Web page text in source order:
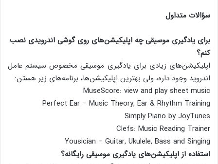
سؤالات متداول
برای یادگیری موسیقی چه اپلیکیشن‌های روی گوشی اندرویدی نصب
کنم؟
اپلیکیشن‌های زیادی برای یادگیری موسیقی مخصوص سیستم عامل
اندروید وجود داره، ولی بهترین اپلیکیشن‌ها، برنامه‌های زیر هستن:
MuseScore: view and play sheet music
Perfect Ear – Music Theory, Ear & Rhythm Training
Simply Piano by JoyTunes
Clefs: Music Reading Trainer
Yousician – Guitar, Ukulele, Bass and Singing
استفاده از اپلیکیشن‌های یادگیری موسیقی رایگانه؟